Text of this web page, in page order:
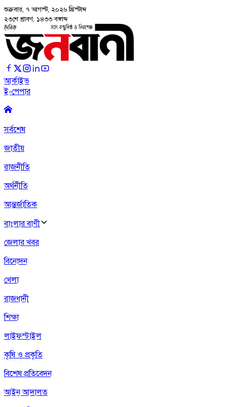
শুক্রবার, ৭ আগস্ট, ২০২৬ খ্রিস্টাব্দ
২৩শে শ্রাবণ, ১৪৩৩ বঙ্গাব্দ
আর্কাইভ
ই-পেপার
সর্বশেষ
জাতীয়
রাজনীতি
অর্থনীতি
আন্তর্জাতিক
বাংলার বাণী
জেলার খবর
বিনোদন
খেলা
রাজধানী
শিক্ষা
লাইফস্টাইল
কৃষি ও প্রকৃতি
বিশেষ প্রতিবেদন
আইন আদালত